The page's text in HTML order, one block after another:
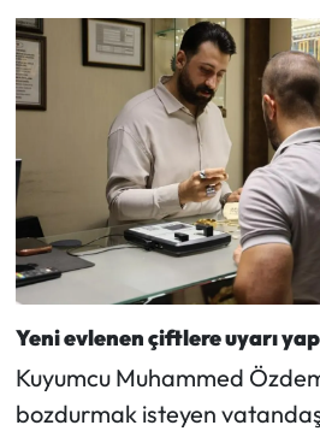
Yeni evlenen çiftlere uyarı
Kuyumcu Muhammed
bozdurmak isteyen